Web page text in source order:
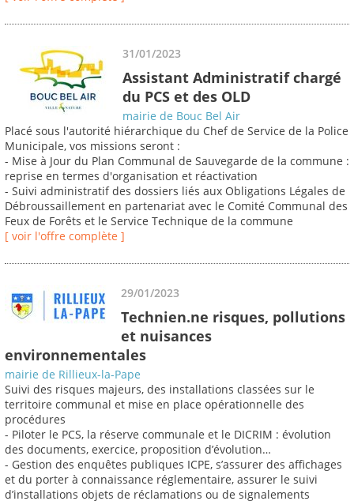
31/01/2023
Assistant Administratif chargé
du PCS et des OLD
mairie de Bouc Bel Air
Placé sous l'autorité hiérarchique du Chef de Service de la Police
Municipale, vos missions seront :
- Mise à Jour du Plan Communal de Sauvegarde de la commune :
reprise en termes d'organisation et réactivation
- Suivi administratif des dossiers liés aux Obligations Légales de
Débroussaillement en partenariat avec le Comité Communal des
Feux de Forêts et le Service Technique de la commune
[ voir l'offre complète ]
29/01/2023
Technien.ne risques, pollutions
et nuisances
environnementales
mairie de Rillieux-la-Pape
Suivi des risques majeurs, des installations classées sur le
territoire communal et mise en place opérationnelle des
procédures
- Piloter le PCS, la réserve communale et le DICRIM : évolution
des documents, exercice, proposition d’évolution…
- Gestion des enquêtes publiques ICPE, s’assurer des affichages
et du porter à connaissance réglementaire, assurer le suivi
d’installations objets de réclamations ou de signalements